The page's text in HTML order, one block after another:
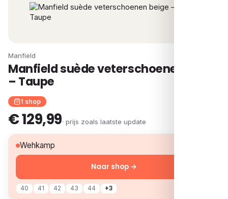
Manfield
Manfield suède veterschoenen beige
– Taupe
1 shop
€ 129,99· prijs zoals laatste update
Wehkamp
40 41 42 43 44 +3
Naar shop →